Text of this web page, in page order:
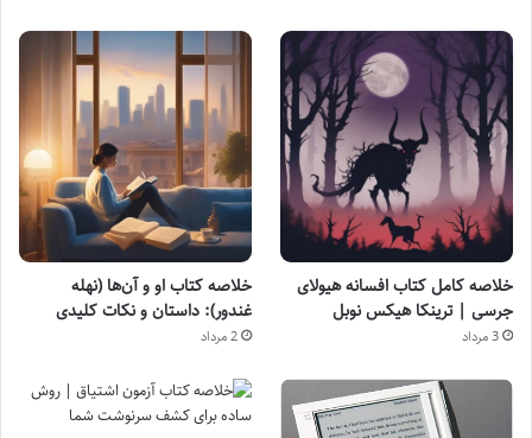
خلاصه کامل کتاب افسانه هیولای
جرسی | ترینکا هیکس نوبل
3 مرداد
خلاصه کتاب او و آن‌ها (نهله
غندور): داستان و نکات کلیدی
2 مرداد